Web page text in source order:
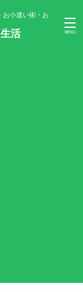
お小遣い術・お
活